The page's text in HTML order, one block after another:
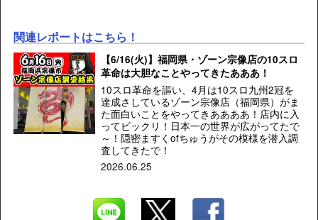
関連レポートはこちら！
【6/16(火)】福岡県・ゾーン宗像店の10スロ
革命は大胆なことやってきたあああ！
10スロ革命を謳い、4月は10スロ九州2冠を
達成さしているゾーン宗像店（福岡県）がま
た面白いことをやってきああああ！店内に入
ってビックリ！日本一の世界が広がってたで
～！隠密ますくofちゅうがその模様を潜入調
査してきたで！
2026.06.25